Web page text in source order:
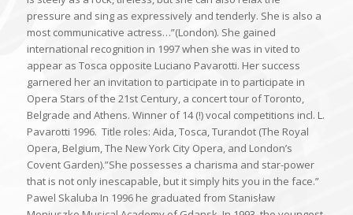
pressure and sing as expressively and tenderly. She is also a
most communicative actress…”(London). She gained
international recognition in 1997 when she was in vited to
appear as Tosca opposite Luciano Pavarotti. Her success
garnered her an invitation to participate in to participate in
Opera Stars of the 21st Century, a concert tour of Toronto,
Belgrade and Athens. Winner of 14 (!) vocal competitions incl. L.
Pavarotti 1996. Title roles: Aida, Tosca, Turandot (The Royal
Opera, Belgium, The New York City Opera, and London’s
Covent Garden).”She possesses a charisma and star-power
that is not only inescapable, but it simply hits you in the face.”
Pawel Skaluba In 1996 he graduated from Stanisław